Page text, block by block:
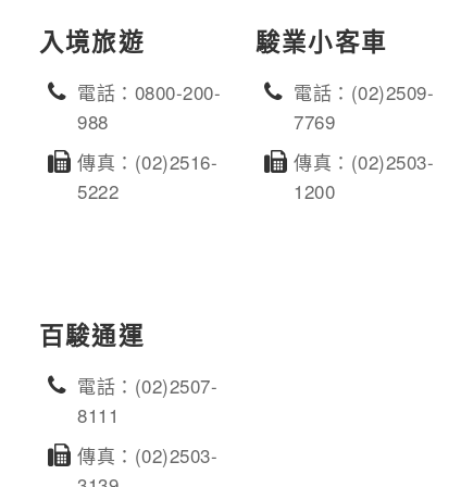
入境旅遊
電話：0800-200-
988
傳真：(02)2516-
5222
駿業小客車
電話：(02)2509-
7769
傳真：(02)2503-
1200
百駿通運
電話：(02)2507-
8111
傳真：(02)2503-